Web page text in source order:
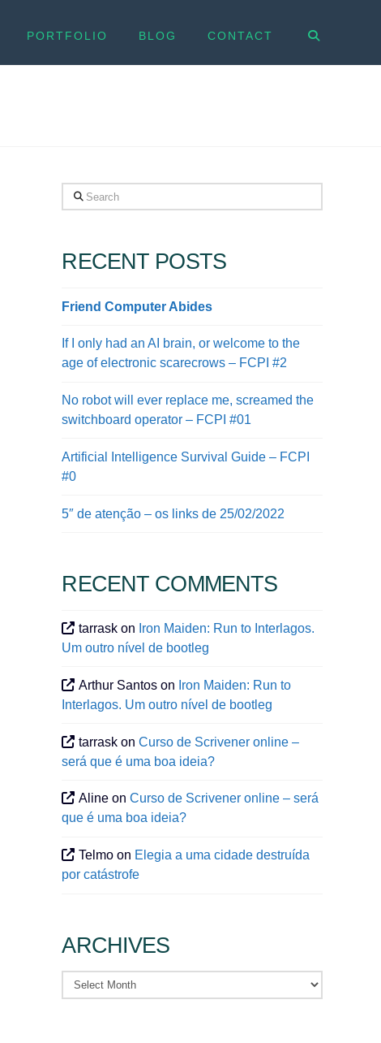
PORTFOLIO BLOG CONTACT
Search
RECENT POSTS
Friend Computer Abides
If I only had an AI brain, or welcome to the
age of electronic scarecrows – FCPI #2
No robot will ever replace me, screamed the
switchboard operator – FCPI #01
Artificial Intelligence Survival Guide – FCPI
#0
5″ de atenção – os links de 25/02/2022
RECENT COMMENTS
tarrask on Iron Maiden: Run to Interlagos.
Um outro nível de bootleg
Arthur Santos on Iron Maiden: Run to
Interlagos. Um outro nível de bootleg
tarrask onCurso de Scrivener online –
será que é uma boa ideia?
Aline onCurso de Scrivener online – será
que é uma boa ideia?
Telmo on Elegia a uma cidade destruída
por catástrofe
ARCHIVES
Archives